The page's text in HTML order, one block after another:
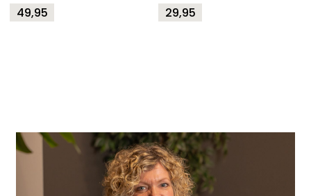
49,95 29,95